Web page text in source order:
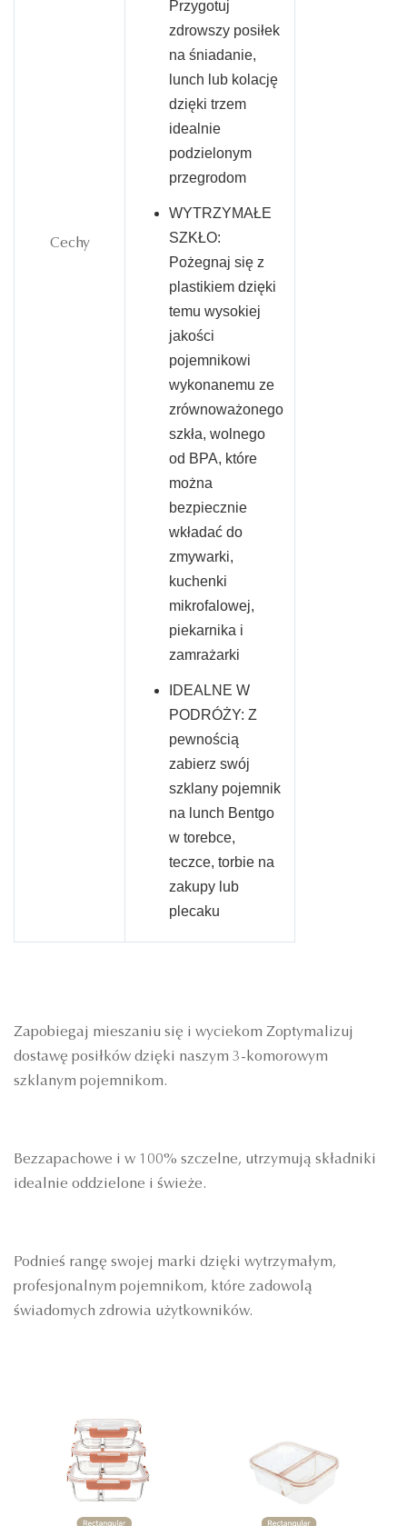
Cechy
Przygotuj
zdrowszy posiłek
na śniadanie,
lunch lub kolację
dzięki trzem
idealnie
podzielonym
przegrodom
WYTRZYMAŁE
SZKŁO:
Pożegnaj się z
plastikiem dzięki
temu wysokiej
jakości
pojemnikowi
wykonanemu ze
zrównoważonego
szkła, wolnego
od BPA, które
można
bezpiecznie
wkładać do
zmywarki,
kuchenki
mikrofalowej,
piekarnika i
zamrażarki
IDEALNE W
PODRÓŻY: Z
pewnością
zabierz swój
szklany pojemnik
na lunch Bentgo
w torebce,
teczce, torbie na
zakupy lub
plecaku
Zapobiegaj mieszaniu się i wyciekom Zoptymalizuj
dostawę posiłków dzięki naszym 3-komorowym
szklanym pojemnikom.
Bezzapachowe i w 100% szczelne, utrzymują składniki
idealnie oddzielone i świeże.
Podnieś rangę swojej marki dzięki wytrzymałym,
profesjonalnym pojemnikom, które zadowolą
świadomych zdrowia użytkowników.